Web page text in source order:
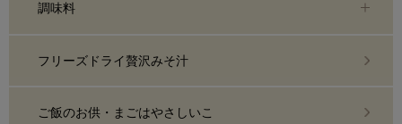
調味料
フリーズドライ贅沢みそ汁
ご飯のお供・まごはやさしいこ